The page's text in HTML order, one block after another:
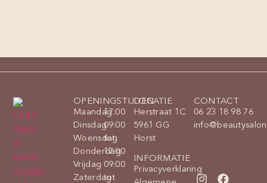
OPENINGSTIJDEN
Maandag
Dinsdag
Woensdag
Donderdag
Vrijdag
Zaterdag
17:00
09:00
tot
17:00
09:00
tot
LOCATIE
Herstraat 1C
5961 GG
Horst
INFORMATIE
Privacyverklaring
CONTACT
06 23 18 98 76